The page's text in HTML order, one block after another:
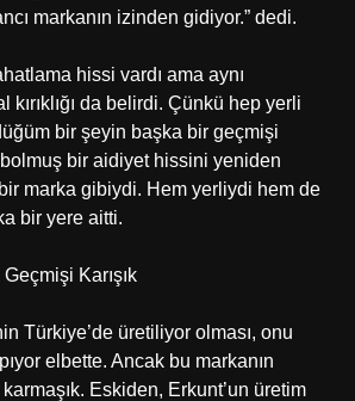
markanın izinden gidiyor.” dedi.
hissi vardı ama aynı
kırıklığı da belirdi. Çünkü hep yerli
bir şeyin başka bir geçmişi
bir aidiyet hissini yeniden
marka gibiydi. Hem yerliydi hem de
bir yere aitti.
Karışık
Türkiye’de üretiliyor olması, onu
elbette. Ancak bu markanın
Eskiden, Erkunt’un üretim